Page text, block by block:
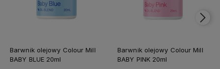
Barwnik olejowy Colour Mill
BABY BLUE 20ml
Barwnik olejowy Colour Mill
BABY PINK 20ml